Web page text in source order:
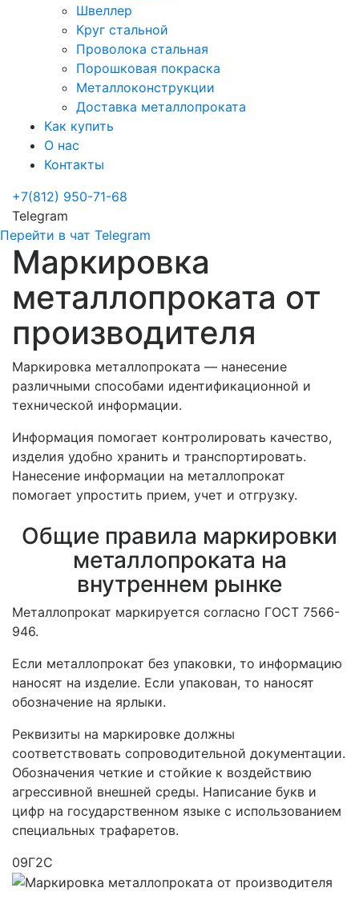
Швеллер
Круг стальной
Проволока стальная
Порошковая покраска
Металлоконструкции
Доставка металлопроката
Как купить
О нас
Контакты
+7(812) 950-71-68
Telegram
Перейти в чат Telegram
Маркировка
металлопроката от
производителя
Маркировка металлопроката — нанесение
различными способами идентификационной и
технической информации.
Информация помогает контролировать качество,
изделия удобно хранить и транспортировать.
Нанесение информации на металлопрокат
помогает упростить прием, учет и отгрузку.
Общие правила маркировки
металлопроката на
внутреннем рынке
Металлопрокат маркируется согласно ГОСТ 7566-
946.
Если металлопрокат без упаковки, то информацию
наносят на изделие. Если упакован, то наносят
обозначение на ярлыки.
Реквизиты на маркировке должны
соответствовать сопроводительной документации.
Обозначения четкие и стойкие к воздействию
агрессивной внешней среды. Написание букв и
цифр на государственном языке с использованием
специальных трафаретов.
09Г2С